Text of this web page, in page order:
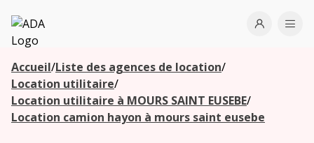
ADA
Open
Accueil/Liste des agences de location/
Location utilitaire/
Location utilitaire à MOURS SAINT EUSEBE/
Location camion hayon à mours saint eusebe
Les
agences à
proximité